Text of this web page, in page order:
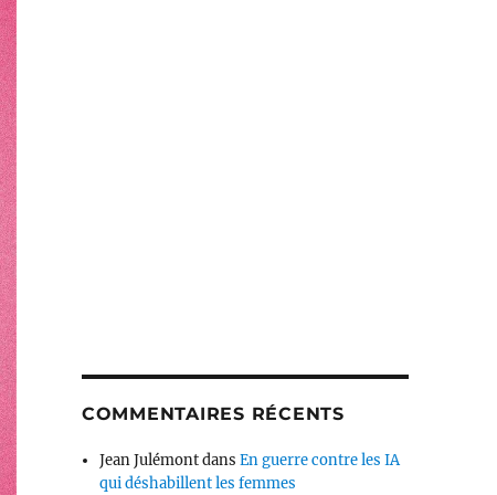
COMMENTAIRES RÉCENTS
Jean JulémontdansEn guerre contre les IA
qui déshabillent les femmes